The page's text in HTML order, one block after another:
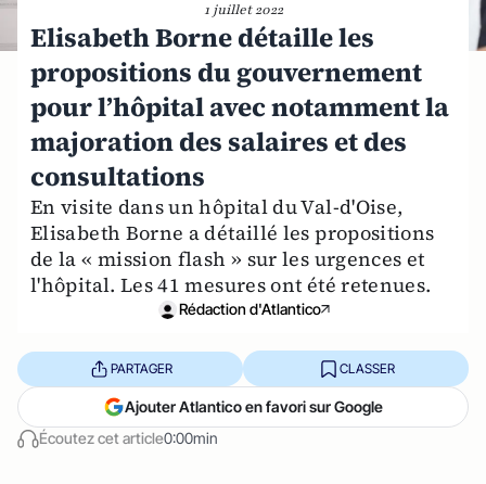
1 juillet 2022
Elisabeth Borne détaille les
propositions du gouvernement
pour l’hôpital avec notamment la
majoration des salaires et des
consultations
En visite dans un hôpital du Val-d'Oise,
Elisabeth Borne a détaillé les propositions
de la « mission flash » sur les urgences et
l'hôpital. Les 41 mesures ont été retenues.
Rédaction d'Atlantico
Écoutez cet article0:00min
PARTAGER CLASSER
Ajouter Atlantico en favori sur Google